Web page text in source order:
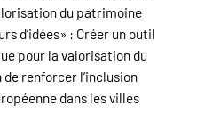
du patrimoine
d’idées» : Créer un outil
pour la valorisation du
renforcer l’inclusion
dans les villes